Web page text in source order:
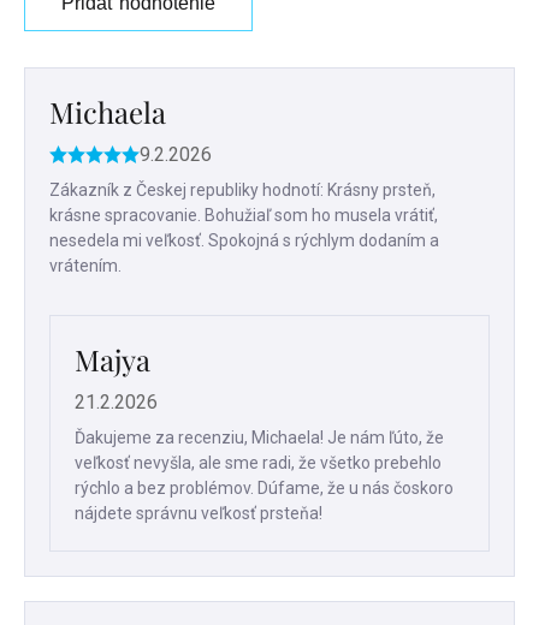
Michaela
Hodnotenie
produktu
je
5
5
9.2.2026
Zákazník z Českej republiky hodnotí: Krásny prsteň,
krásne spracovanie. Bohužiaľ som ho musela vrátiť,
nesedela mi veľkosť. Spokojná s rýchlym dodaním a
vrátením.
Majya
21.2.2026
Ďakujeme za recenziu, Michaela! Je nám ľúto, že
veľkosť nevyšla, ale sme radi, že všetko prebehlo
rýchlo a bez problémov. Dúfame, že u nás čoskoro
nájdete správnu veľkosť prsteňa!